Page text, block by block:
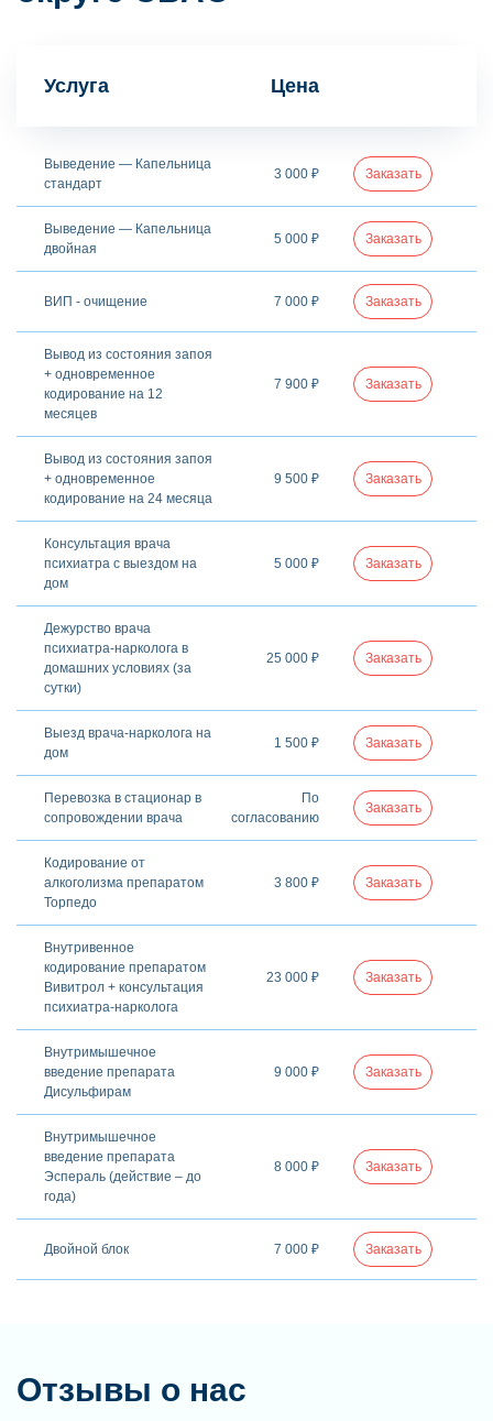
Услуга Цена
Выведение — Капельница
стандарт
3 000 ₽ Заказать
Выведение — Капельница
двойная
5 000 ₽ Заказать
ВИП - очищение 7 000 ₽ Заказать
Вывод из состояния запоя
+ одновременное
кодирование на 12
месяцев
7 900 ₽ Заказать
Вывод из состояния запоя
+ одновременное
кодирование на 24 месяца
9 500 ₽ Заказать
Консультация врача
психиатра с выездом на
дом
5 000 ₽ Заказать
Дежурство врача
психиатра-нарколога в
домашних условиях (за
сутки)
25 000 ₽ Заказать
Выезд врача-нарколога на
дом
1 500 ₽ Заказать
Перевозка в стационар в
сопровождении врача
По
согласованию
Заказать
Кодирование от
алкоголизма препаратом
Торпедо
3 800 ₽ Заказать
Внутривенное
кодирование препаратом
Вивитрол + консультация
психиатра-нарколога
23 000 ₽ Заказать
Внутримышечное
введение препарата
Дисульфирам
9 000 ₽ Заказать
Внутримышечное
введение препарата
Эспераль (действие – до
года)
8 000 ₽ Заказать
Двойной блок 7 000 ₽ Заказать
Отзывы о нас